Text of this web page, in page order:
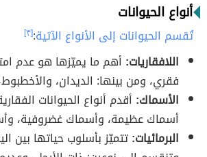
أنواع الحيوانات
تُقسم الحيوانات إلى الأنواع الآتية:[٣]
اللافقاريات: أهم ما يميّزها هو عدم
فقري، ومن بينها: الديدان،
الأسماك: أقدم أنواع الحيوانات
أسماك عظيمة، وأسماك غضروفية،
البرمائيات:تتميّز بأسلوب حياتها بين